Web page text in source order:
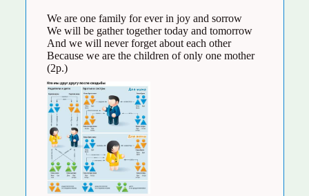
We are one family for ever in joy and sorrow
We will be gather together today and tomorrow
And we will never forget about each other
Because we are the children of only one mother
(2р.)